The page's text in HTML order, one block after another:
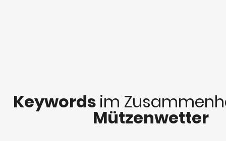
Keywords im
Mützenwetter